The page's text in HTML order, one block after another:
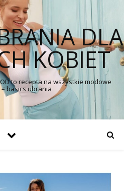
DLA
KOBIET
to recepta na wszystkie modowe
basics ubrania